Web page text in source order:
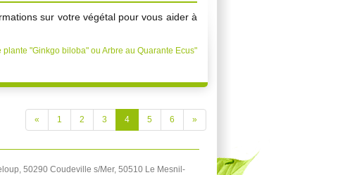
sur votre végétal pour vous aider à
"Ginkgo biloba" ou Arbre au Quarante Ecus"
« 1 2 3 4 5 6 »
50290 Coudeville s/Mer, 50510 Le Mesnil-